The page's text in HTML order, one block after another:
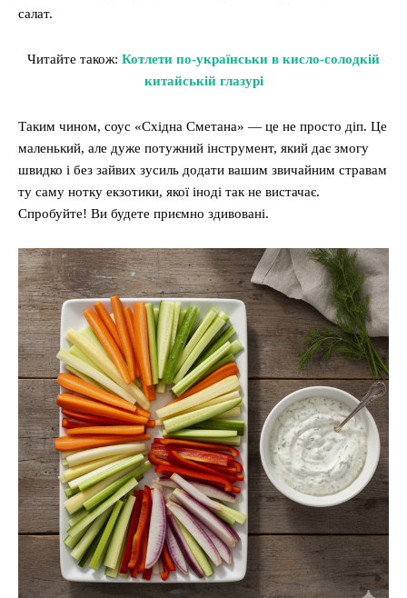
салат.
Читайте також: Котлети по-українськи в кисло-солодкій
китайській глазурі
Таким чином, соус «Східна Сметана» — це не просто діп. Це
маленький, але дуже потужний інструмент, який дає змогу
швидко і без зайвих зусиль додати вашим звичайним стравам
ту саму нотку екзотики, якої іноді так не вистачає.
Спробуйте! Ви будете приємно здивовані.